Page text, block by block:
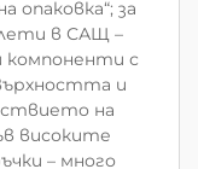
опаковка“; за
в САЩ –
компоненти с
и
на
високите
– много